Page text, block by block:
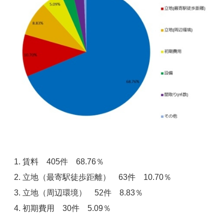
賃料 405件 68.76％
立地（最寄駅徒歩距離） 63件 10.70％
立地（周辺環境） 52件 8.83％
初期費用 30件 5.09％